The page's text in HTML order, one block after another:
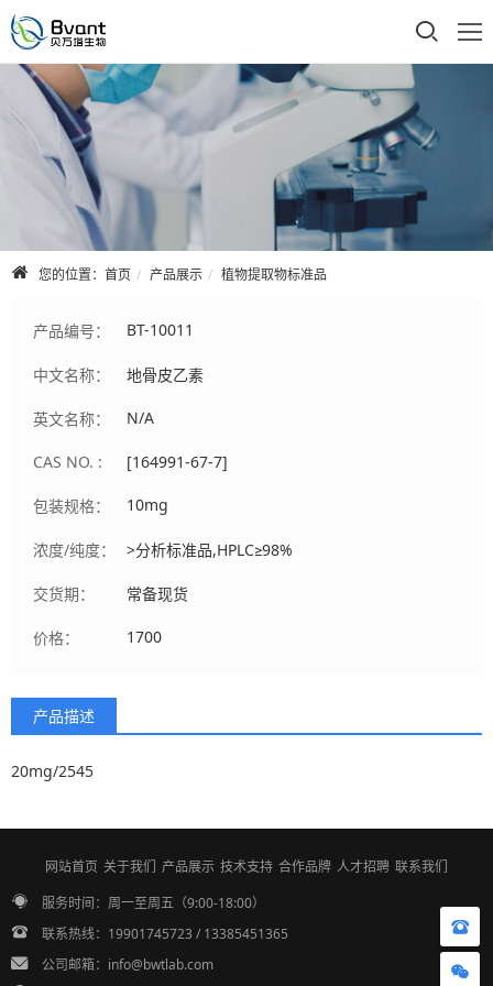
首页
公司介绍
产品展示
技术支持
人才招聘
联系我们
您的位置： 首页 产品展示 植物提取物标准品
产品编号： BT-10011
中文名称： 地骨皮乙素
英文名称： N/A
CAS NO. : [164991-67-7]
包装规格： 10mg
浓度/纯度： >分析标准品,HPLC≥98%
交货期： 常备现货
价格： 1700
产品描述
20mg/2545
网站首页 关于我们 产品展示 技术支持 合作品牌 人才招聘 联系我们
服务时间：周一至周五（9:00-18:00）
联系热线：19901745723 / 13385451365
公司邮箱：info@bwtlab.com